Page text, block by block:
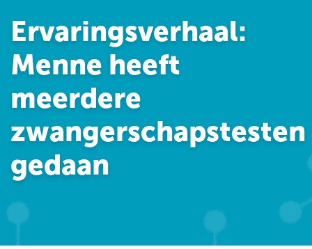
Ervaringsverhaal:
Menne heeft
meerdere
zwangerschapstesten
gedaan